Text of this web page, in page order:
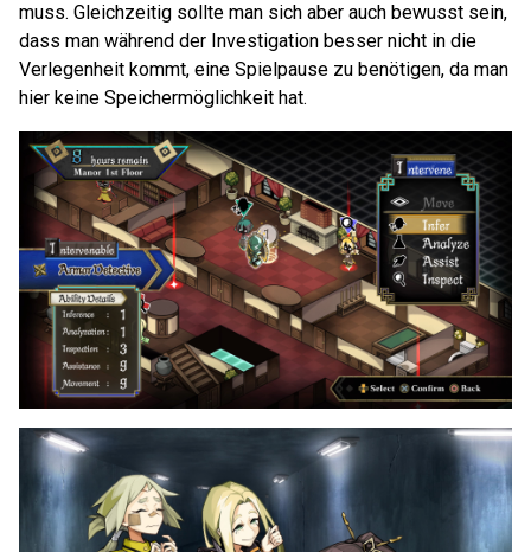
muss. Gleichzeitig sollte man sich aber auch bewusst sein,
dass man während der Investigation besser nicht in die
Verlegenheit kommt, eine Spielpause zu benötigen, da man
hier keine Speichermöglichkeit hat.